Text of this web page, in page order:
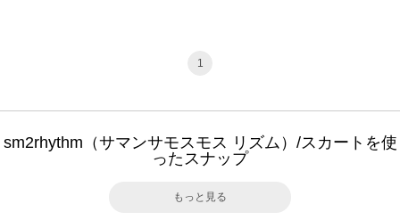
1
sm2rhythm（サマンサモスモス リズム）/スカートを使
ったスナップ
もっと見る